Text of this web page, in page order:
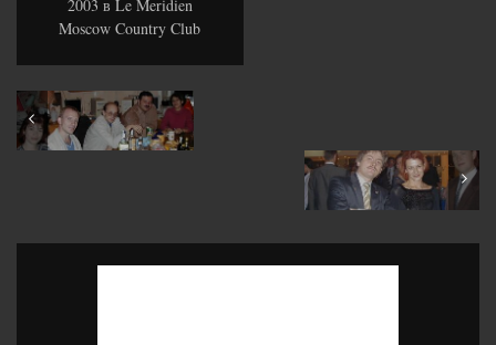
2003 в Le Meridien
Moscow Country Club
September 2003
December 2003